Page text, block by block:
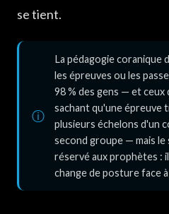
se tient.
La pédagogie coranique
les épreuves ou les
98 % des gens — et ceux
sachant qu'une épreuve
plusieurs échelons d'un
second groupe — mais le
réservé aux prophètes :
change de posture face